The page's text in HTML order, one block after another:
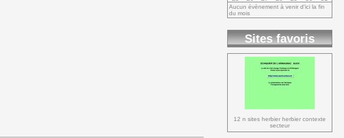
Aucun évènement à venir d'ici la fin
du mois
Sites favoris
12 n sites herbier herbier contexte
secteur